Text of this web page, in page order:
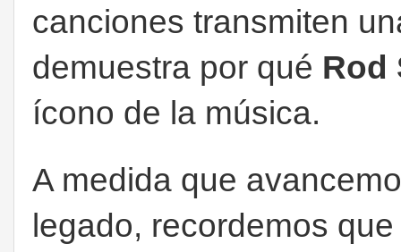
canciones transmiten
demuestra por qué Rod
ícono de la música.
A medida que
legado, recordemos